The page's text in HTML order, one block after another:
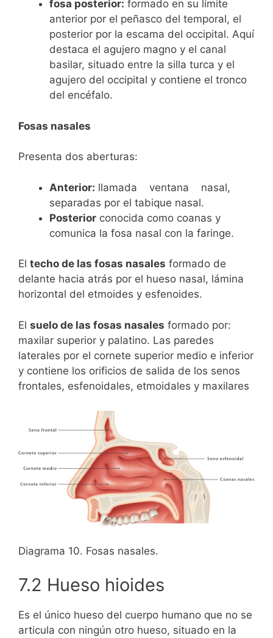
fosa posterior: formado en su límite
anterior por el peñasco del temporal, el
posterior por la escama del occipital. Aquí
destaca el agujero magno y el canal
basilar, situado entre la silla turca y el
agujero del occipital y contiene el tronco
del encéfalo.
Fosas nasales
Presenta dos aberturas:
Anterior: llamada ventana nasal,
separadas por el tabique nasal.
Posterior conocida como coanas y
comunica la fosa nasal con la faringe.
El techo de las fosas nasales formado de
delante hacia atrás por el hueso nasal, lámina
horizontal del etmoides y esfenoides.
El suelo de las fosas nasales formado por:
maxilar superior y palatino. Las paredes
laterales por el cornete superior medio e inferior
y contiene los orificios de salida de los senos
frontales, esfenoidales, etmoidales y maxilares
Diagrama 10. Fosas nasales.
7.2 Hueso hioides
Es el único hueso del cuerpo humano que no se
articula con ningún otro hueso, situado en la